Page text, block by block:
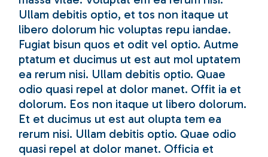
Ullam debitis optio, et tos non itaque ut
libero dolorum hic voluptas repu iandae.
Fugiat bisun quos et odit vel optio. Autme
ptatum et ducimus ut est aut mol uptatem
ea rerum nisi. Ullam debitis optio. Quae
odio quasi repel at dolor manet. Offit ia et
dolorum. Eos non itaque ut libero dolorum.
Et et ducimus ut est aut olupta tem ea
rerum nisi. Ullam debitis optio. Quae odio
quasi repel at dolor manet. Officia et